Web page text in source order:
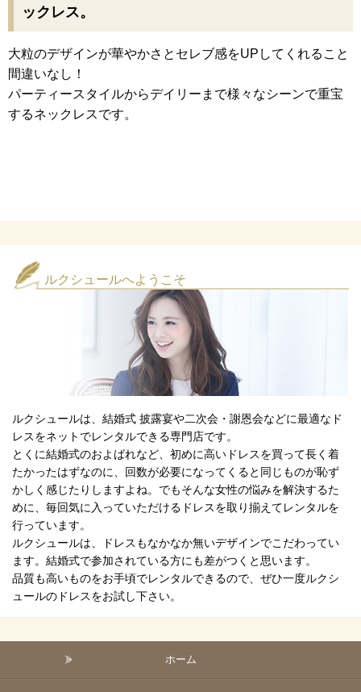
ックレス。
大粒のデザインが華やかさとセレブ感をUPしてくれること
間違いなし！
パーティースタイルからデイリーまで様々なシーンで重宝
するネックレスです。
ルクシュールへようこそ
ルクシュールは、結婚式 披露宴や二次会・謝恩会などに最適なド
レスをネットでレンタルできる専門店です。
とくに結婚式のおよばれなど、初めに高いドレスを買って長く着
たかったはずなのに、回数が必要になってくると同じものが恥ず
かしく感じたりしますよね。でもそんな女性の悩みを解決するた
めに、毎回気に入っていただけるドレスを取り揃えてレンタルを
行っています。
ルクシュールは、ドレスもなかなか無いデザインでこだわってい
ます。結婚式で参加されている方にも差がつくと思います。
品質も高いものをお手頃でレンタルできるので、ぜひ一度ルクシ
ュールのドレスをお試し下さい。
ホーム